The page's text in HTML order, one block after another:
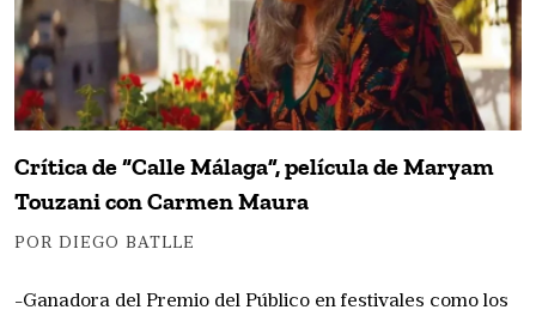
Crítica de “Calle Málaga”, película de Maryam
Touzani con Carmen Maura
POR DIEGO BATLLE
-Ganadora del Premio del Público en festivales como los